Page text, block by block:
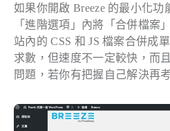
如果你開啟 Breeze 的最小化功
「進階選項」內將「合併檔案
站內的 CSS 和 JS 檔案合併成
求數，但速度不一定較快，而
問題，若你有把握自己解決再